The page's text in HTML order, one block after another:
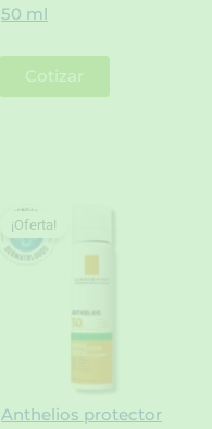
50 ml
Cotizar
Anthelios protector
¡Oferta!